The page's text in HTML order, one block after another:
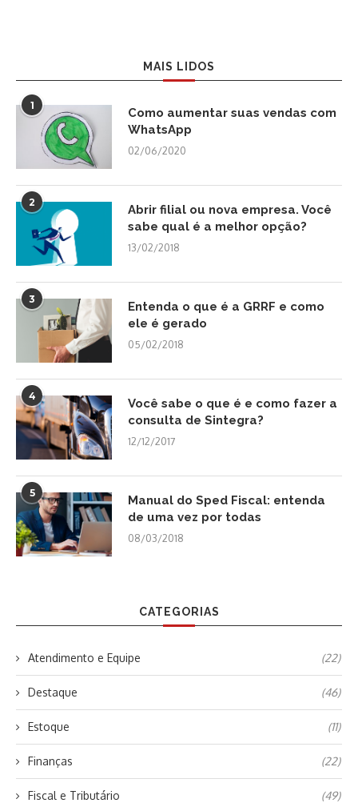
MAIS LIDOS
1
Como aumentar suas vendas com
WhatsApp
02/06/2020
2
Abrir filial ou nova empresa. Você
sabe qual é a melhor opção?
13/02/2018
3
Entenda o que é a GRRF e como
ele é gerado
05/02/2018
4
Você sabe o que é e como fazer a
consulta de Sintegra?
12/12/2017
5
Manual do Sped Fiscal: entenda
de uma vez por todas
08/03/2018
CATEGORIAS
Atendimento e Equipe (22)
Destaque (46)
Estoque (11)
Finanças (22)
Fiscal e Tributário (49)